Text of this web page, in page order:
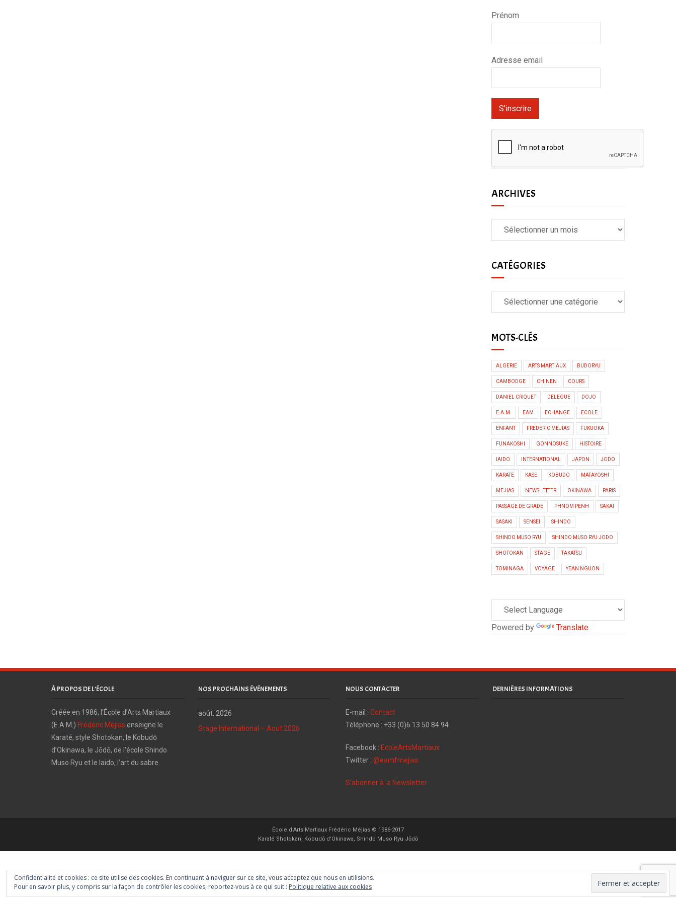
Prénom
Adresse email
ARCHIVES
CATÉGORIES
MOTS-CLÉS
ALGERIE ARTS MARTIAUX BUDORYU
CAMBODGE CHINEN COURS
DANIEL CRIQUET DELEGUE DOJO
E.A.M. EAM ECHANGE ECOLE
ENFANT FREDERIC MEJIAS FUKUOKA
FUNAKOSHI GONNOSUKE HISTOIRE
IAIDO INTERNATIONAL JAPON JODO
KARATE KASE KOBUDO MATAYOSHI
MEJIAS NEWSLETTER OKINAWA PARIS
PASSAGE DE GRADE PHNOM PENH SAKAÏ
SASAKI SENSEI SHINDO
SHINDO MUSO RYU SHINDO MUSO RYU JODO
SHOTOKAN STAGE TAKATSU
TOMINAGA VOYAGE YEAN NGUON
Powered by Translate
À PROPOS DE L’ÉCOLE
Créée en 1986, l’École d’Arts Martiaux
(E.A.M.) Frédéric Méjias enseigne le
Karaté, style Shotokan, le Kobudō
d’Okinawa, le Jōdō, de l’école Shindo
Muso Ryu et le Iaido, l’art du sabre.
NOS PROCHAINS ÉVÉNEMENTS
août, 2026
Stage International – Aout 2026
NOUS CONTACTER
E-mail : Contact
Téléphone : +33 (0)6 13 50 84 94
Facebook : EcoleArtsMartiaux
Twitter : @eamfmejias
S’abonner à la Newsletter
DERNIÈRES INFORMATIONS
École d'Arts Martiaux Frédéric Méjias © 1986-2017
Karaté Shotokan, Kobudō d'Okinawa, Shindo Muso Ryu Jōdō
Confidentialité et cookies : ce site utilise des cookies. En continuant à naviguer sur ce site, vous acceptez que nous en utilisions.
Pour en savoir plus, y compris sur la façon de contrôler les cookies, reportez-vous à ce qui suit : Politique relative aux cookies